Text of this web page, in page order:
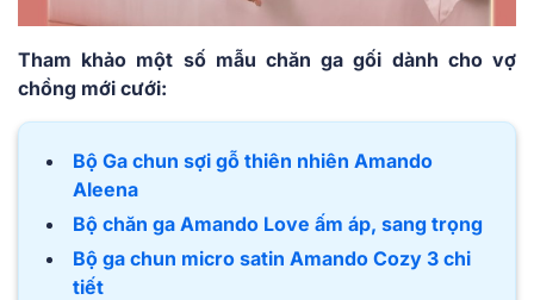
Tham khảo một số mẫu chăn ga gối dành cho vợ
chồng mới cưới:
Bộ Ga chun sợi gỗ thiên nhiên Amando
Aleena
Bộ chăn ga Amando Love ấm áp, sang trọng
Bộ ga chun micro satin Amando Cozy 3 chi
tiết